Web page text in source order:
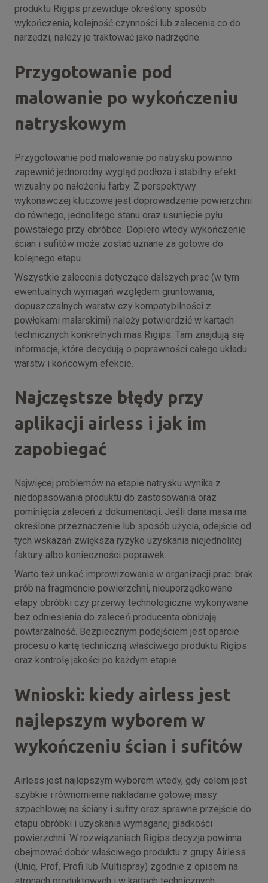
produktu Rigips przewiduje określony sposób
wykończenia, kolejność czynności lub zalecenia co do
narzędzi, należy je traktować jako nadrzędne.
Przygotowanie pod
malowanie po wykończeniu
natryskowym
Przygotowanie pod malowanie po natrysku powinno
zapewnić jednorodny wygląd podłoża i stabilny efekt
wizualny po nałożeniu farby. Z perspektywy
wykonawczej kluczowe jest doprowadzenie powierzchni
do równego, jednolitego stanu oraz usunięcie pyłu
powstałego przy obróbce. Dopiero wtedy wykończenie
ścian i sufitów może zostać uznane za gotowe do
kolejnego etapu.
Wszystkie zalecenia dotyczące dalszych prac (w tym
ewentualnych wymagań względem gruntowania,
dopuszczalnych warstw czy kompatybilności z
powłokami malarskimi) należy potwierdzić w kartach
technicznych konkretnych mas Rigips. Tam znajdują się
informacje, które decydują o poprawności całego układu
warstw i końcowym efekcie.
Najczęstsze błędy przy
aplikacji airless i jak im
zapobiegać
Najwięcej problemów na etapie natrysku wynika z
niedopasowania produktu do zastosowania oraz
pominięcia zaleceń z dokumentacji. Jeśli dana masa ma
określone przeznaczenie lub sposób użycia, odejście od
tych wskazań zwiększa ryzyko uzyskania niejednolitej
faktury albo konieczności poprawek.
Warto też unikać improwizowania w organizacji prac: brak
prób na fragmencie powierzchni, nieuporządkowane
etapy obróbki czy przerwy technologiczne wykonywane
bez odniesienia do zaleceń producenta obniżają
powtarzalność. Bezpiecznym podejściem jest oparcie
procesu o kartę techniczną właściwego produktu Rigips
oraz kontrolę jakości po każdym etapie.
Wnioski: kiedy airless jest
najlepszym wyborem w
wykończeniu ścian i sufitów
Airless jest najlepszym wyborem wtedy, gdy celem jest
szybkie i równomierne nakładanie gotowej masy
szpachlowej na ściany i sufity oraz sprawne przejście do
etapu obróbki i uzyskania wymaganej gładkości
powierzchni. W rozwiązaniach Rigips decyzja powinna
obejmować dobór właściwego produktu z grupy Airless
(Uniq, Prof, Profi lub Multispray) zgodnie z opisem na